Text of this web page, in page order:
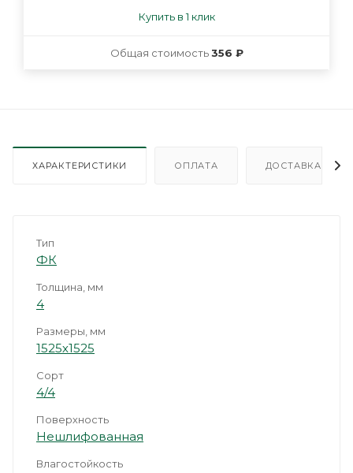
Купить в 1 клик
Общая стоимость356 ₽
ХАРАКТЕРИСТИКИ ОПЛАТА ДОСТАВКА
Тип
ФК
Толщина, мм
4
Размеры, мм
1525х1525
Сорт
4/4
Поверхность
Нешлифованная
Влагостойкость